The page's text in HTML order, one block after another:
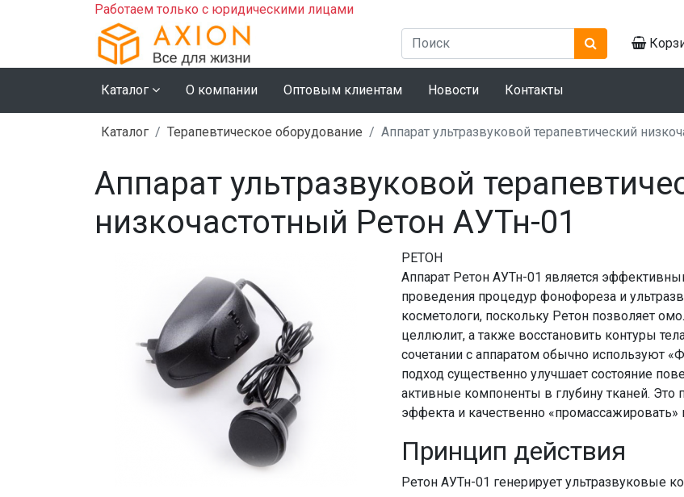
Работаем только с юридическими лицами
Каталог О компании Оптовым клиентам Новости Контакты
Каталог Терапевтическое оборудование Аппарат ультразвуковой терапевтический
Аппарат ультразвуковой
низкочастотный Ретон АУТн-01
РЕТОН
Аппарат Ретон АУТн-01 является
проведения процедур фонофореза и
косметологи, поскольку Ретон позволяет
целлюлит, а также восстановить контуры
сочетании с аппаратом обычно используют
подход существенно улучшает состояние
активные компоненты в глубину тканей. Это
эффекта и качественно
Принцип действия
Ретон АУТн-01 генерирует ультразвуковые